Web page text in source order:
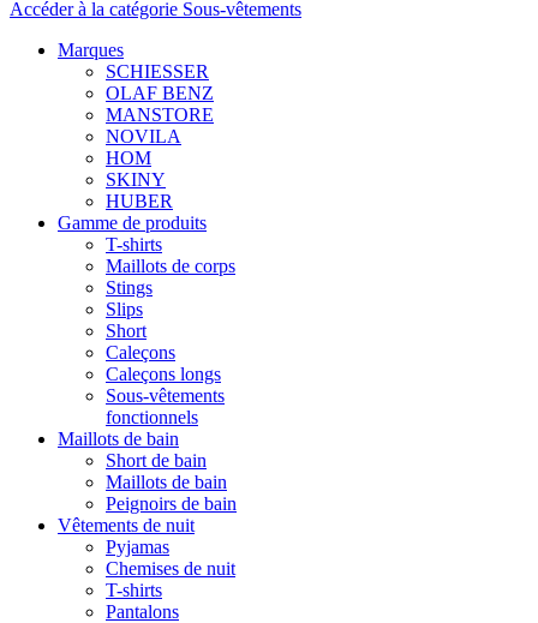
Accéder à la catégorie Sous-vêtements
Marques
SCHIESSER
OLAF BENZ
MANSTORE
NOVILA
HOM
SKINY
HUBER
Gamme de produits
T-shirts
Maillots de corps
Stings
Slips
Short
Caleçons
Caleçons longs
Sous-vêtements
fonctionnels
Maillots de bain
Short de bain
Maillots de bain
Peignoirs de bain
Vêtements de nuit
Pyjamas
Chemises de nuit
T-shirts
Pantalons